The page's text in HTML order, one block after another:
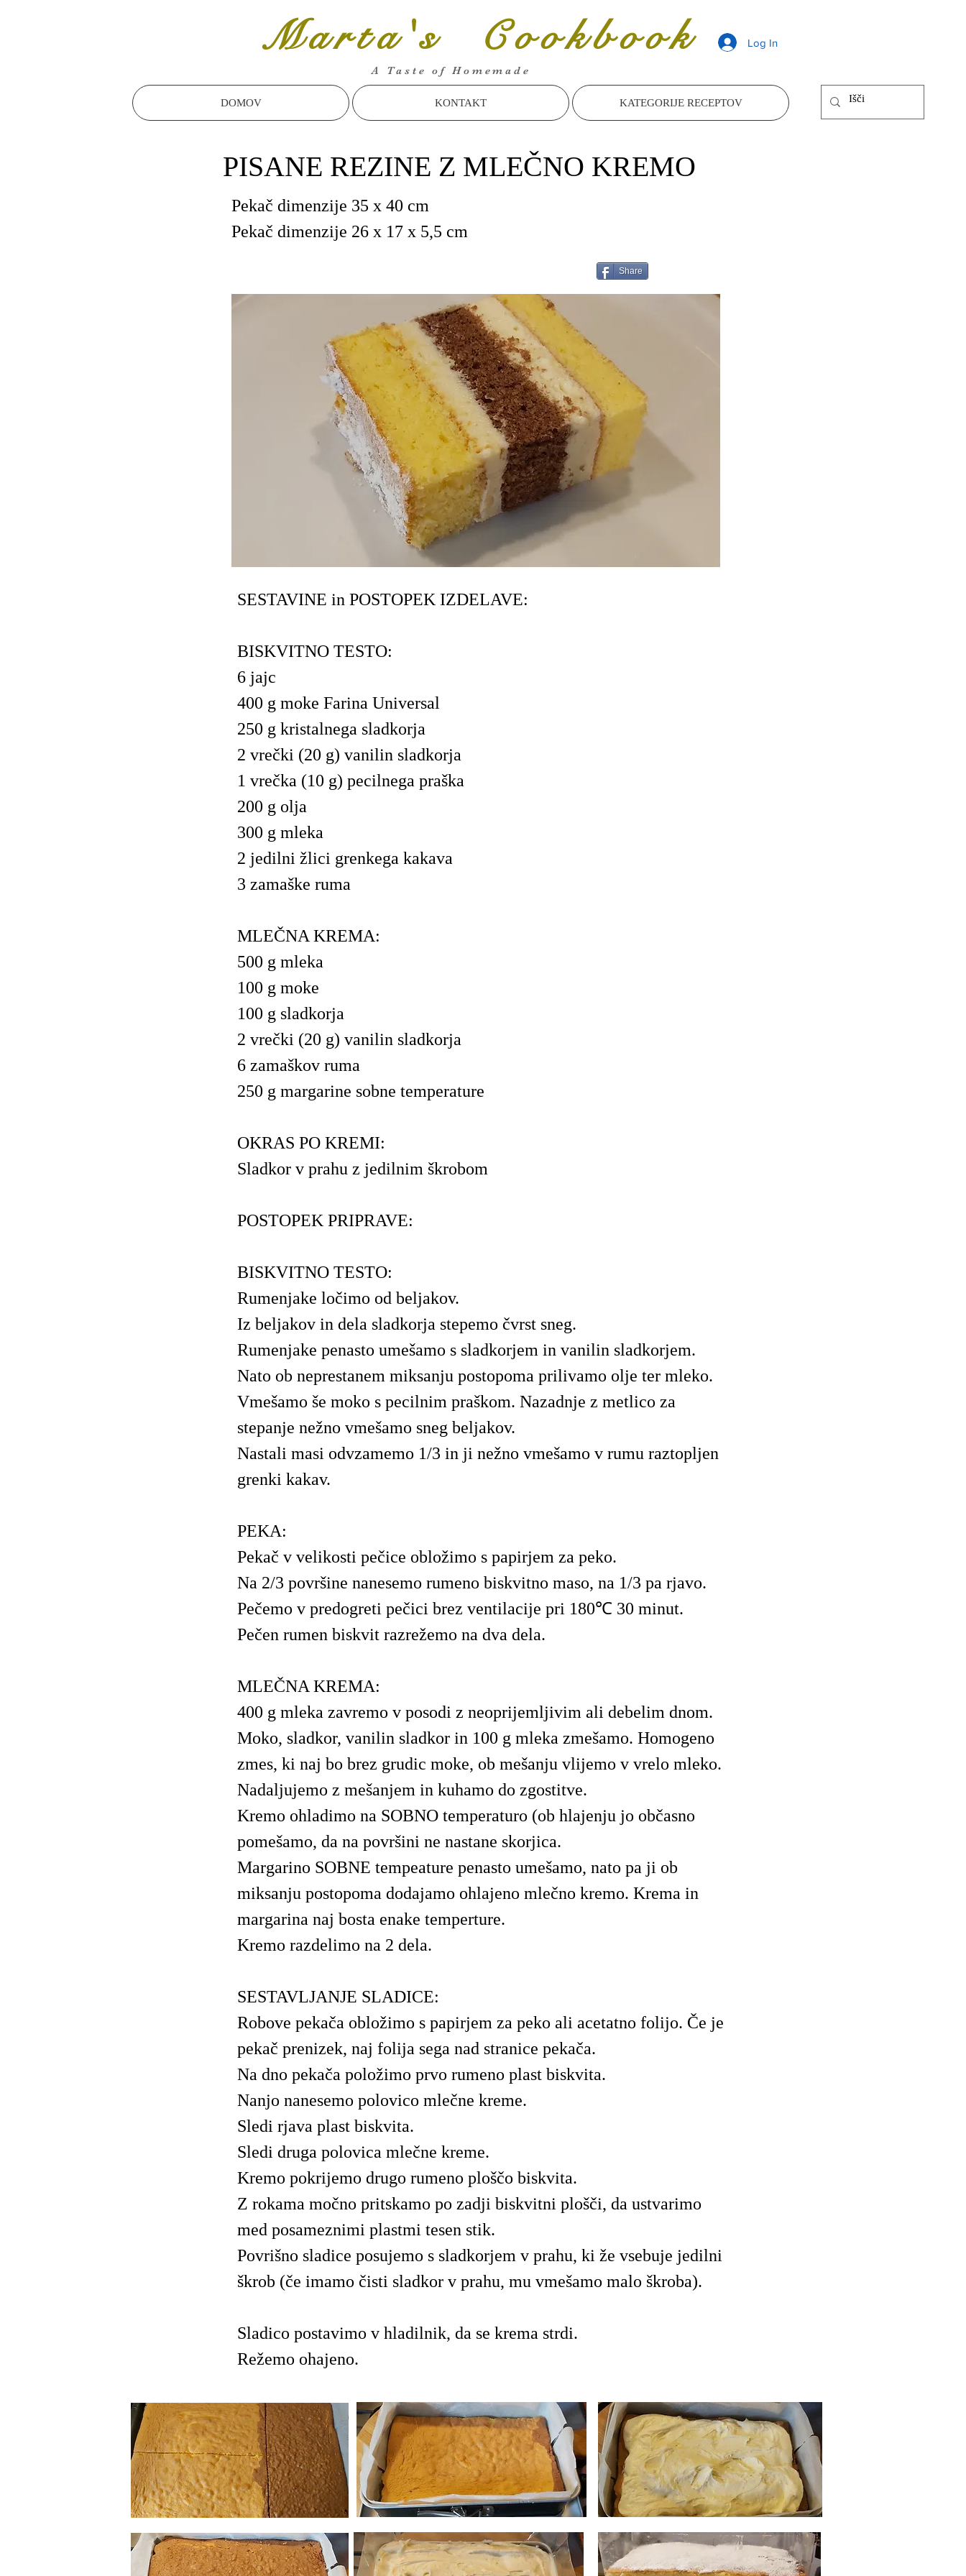
Marta's Cookbook Log In
A Taste of Homemade
DOMOV KONTAKT KATEGORIJE RECEPTOV
PISANE REZINE Z MLEČNO KREMO
Pekač dimenzije 35 x 40 cm
Pekač dimenzije 26 x 17 x 5,5 cm
Share
SESTAVINE in POSTOPEK IZDELAVE:
BISKVITNO TESTO:
6 jajc
400 g moke Farina Universal
250 g kristalnega sladkorja
2 vrečki (20 g) vanilin sladkorja
1 vrečka (10 g) pecilnega praška
200 g olja
300 g mleka
2 jedilni žlici grenkega kakava
3 zamaške ruma
MLEČNA KREMA:
500 g mleka
100 g moke
100 g sladkorja
2 vrečki (20 g) vanilin sladkorja
6 zamaškov ruma
250 g margarine sobne temperature
OKRAS PO KREMI:
Sladkor v prahu z jedilnim škrobom
POSTOPEK PRIPRAVE:
BISKVITNO TESTO:
Rumenjake ločimo od beljakov.
Iz beljakov in dela sladkorja stepemo čvrst sneg.
Rumenjake penasto umešamo s sladkorjem in vanilin sladkorjem.
Nato ob neprestanem miksanju postopoma prilivamo olje ter mleko.
Vmešamo še moko s pecilnim praškom. Nazadnje z metlico za
stepanje nežno vmešamo sneg beljakov.
Nastali masi odvzamemo 1/3 in ji nežno vmešamo v rumu raztopljen
grenki kakav.
PEKA:
Pekač v velikosti pečice obložimo s papirjem za peko.
Na 2/3 površine nanesemo rumeno biskvitno maso, na 1/3 pa rjavo.
Pečemo v predogreti pečici brez ventilacije pri 180℃ 30 minut.
Pečen rumen biskvit razrežemo na dva dela.
MLEČNA KREMA:
400 g mleka zavremo v posodi z neoprijemljivim ali debelim dnom.
Moko, sladkor, vanilin sladkor in 100 g mleka zmešamo. Homogeno
zmes, ki naj bo brez grudic moke, ob mešanju vlijemo v vrelo mleko.
Nadaljujemo z mešanjem in kuhamo do zgostitve.
Kremo ohladimo na SOBNO temperaturo (ob hlajenju jo občasno
pomešamo, da na površini ne nastane skorjica.
Margarino SOBNE tempeature penasto umešamo, nato pa ji ob
miksanju postopoma dodajamo ohlajeno mlečno kremo. Krema in
margarina naj bosta enake temperture.
Kremo razdelimo na 2 dela.
SESTAVLJANJE SLADICE:
Robove pekača obložimo s papirjem za peko ali acetatno folijo. Če je
pekač prenizek, naj folija sega nad stranice pekača.
Na dno pekača položimo prvo rumeno plast biskvita.
Nanjo nanesemo polovico mlečne kreme.
Sledi rjava plast biskvita.
Sledi druga polovica mlečne kreme.
Kremo pokrijemo drugo rumeno ploščo biskvita.
Z rokama močno pritskamo po zadji biskvitni plošči, da ustvarimo
med posameznimi plastmi tesen stik.
Povrišno sladice posujemo s sladkorjem v prahu, ki že vsebuje jedilni
škrob (če imamo čisti sladkor v prahu, mu vmešamo malo škroba).
Sladico postavimo v hladilnik, da se krema strdi.
Režemo ohajeno.